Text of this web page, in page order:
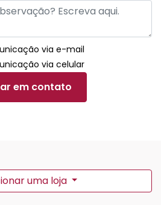
via e-mail
via celular
em contato
uma loja